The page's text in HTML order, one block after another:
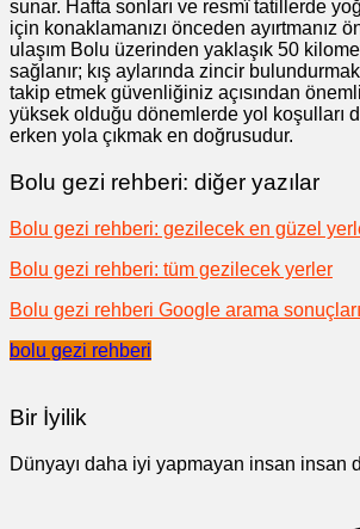
sunar. Hafta sonları ve resmî tatillerde
için konaklamanızı önceden ayırtmanız
ulaşım Bolu üzerinden yaklaşık 50
sağlanır; kış aylarında zincir
takip etmek güvenliğiniz açısından
yüksek olduğu dönemlerde yol koşulları
erken yola çıkmak en doğrusudur.
Bolu gezi rehberi: diğer yazılar
Bolu gezi rehberi: gezilecek en güzel
Bolu gezi rehberi: tüm gezilecek yerler
Bolu gezi rehberi Google arama sonuçları
bolu gezi rehberi
Bir İyilik
Dünyayı daha iyi yapmayan insan insan